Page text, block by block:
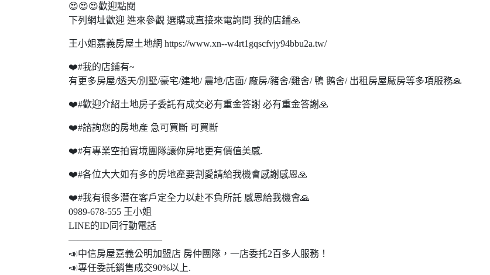
😍😍😍歡迎點閱
下列網址歡迎 進來參觀 選購或直接來電詢問 我的店鋪🙏
王小姐嘉義房屋土地網 https://www.xn--w4rt1gqscfvjy94bbu2a.tw/
❤️#我的店鋪有~
有更多房屋/透天/別墅/豪宅/建地/ 農地/店面/ 廠房/豬舍/雞舍/ 鴨 鹅舍/ 出租房屋厰房等多項服務🙏
❤️#歡迎介紹土地房子委託有成交必有重金答謝 必有重金答謝🙏
❤️#諮詢您的房地產 急可買斷 可買斷
❤️#有專業空拍實境團隊讓你房地更有價值美感.
❤️#各位大大如有多的房地產要割愛請給我機會感謝感恩🙏
❤️#我有很多潛在客戶定全力以赴不負所託 感恩給我機會🙏
0989-678-555 王小姐
LINE的ID同行動電話
——————————
📣中信房屋嘉義公明加盟店 房仲團隊，一店委托2百多人服務！
📣專任委託銷售成交90%以上.